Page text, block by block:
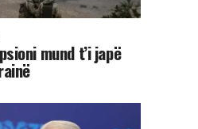
mund t’i japë